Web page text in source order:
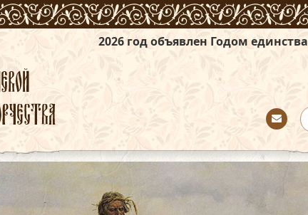
2026 год объявлен Годом единства народов России
tact